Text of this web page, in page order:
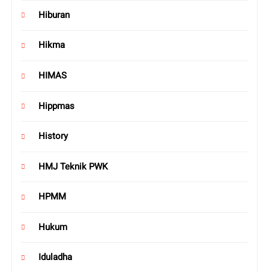
Hiburan
Hikma
HIMAS
Hippmas
History
HMJ Teknik PWK
HPMM
Hukum
Iduladha